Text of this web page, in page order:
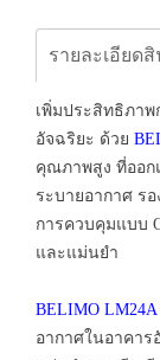
รายละเอียด
เพิ่มประสิทธิภาพ
อัจฉริยะ ด้วย
คุณภาพสูง ที่ออก
ระบายอากาศ ร
การควบคุมแบบ
และแม่นยำ
BELIMO LM24A
อากาศในอาคาร